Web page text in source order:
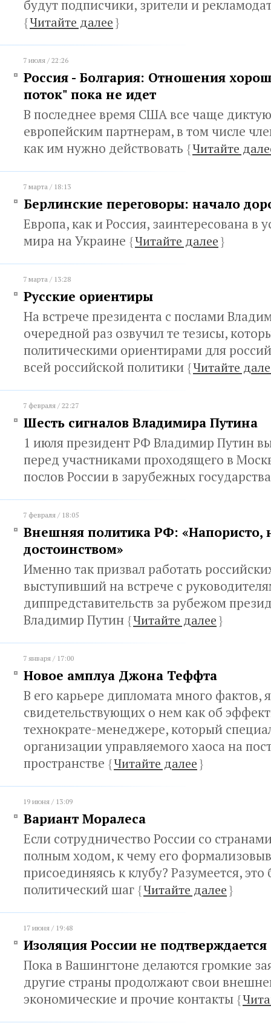
будут подписчики, зрители и
{Читайте далее}
7 июля / 22:26
Россия - Болгария: Отношения
поток" пока не идет
В последнее время США все чаще
европейским партнерам, в том числе
как им нужно действовать {Читайте
7 марта / 18:13
Берлинские переговоры: начало
Европа, как и Россия, заинтересована в
мира на Украине {Читайте далее}
7 марта / 13:28
Русские ориентиры
На встрече президента с послами
очередной раз озвучил те тезисы,
политическими ориентирами для
всей российской политики {Читайте
7 февраля / 22:27
Шесть сигналов Владимира Путина
1 июля президент РФ Владимир Путин
перед участниками проходящего в
послов России в зарубежных
7 февраля / 18:05
Внешняя политика РФ: «Напористо,
достоинством»
Именно так призвал работать
выступивший на встрече с
диппредставительств за рубежом
Владимир Путин {Читайте далее}
7 января / 17:00
Новое амплуа Джона Теффта
В его карьере дипломата много фактов,
свидетельствующих о нем как об
технократе-менеджере, который
организации управляемого хаоса на
пространстве {Читайте далее}
19 июня / 13:09
Вариант Моралеса
Если сотрудничество России со
полным ходом, к чему его
присоединяясь к клубу? Разумеется,
политический шаг {Читайте далее}
17 июня / 19:48
Изоляция России не подтверждается
Пока в Вашингтоне делаются громкие
другие страны продолжают свои
экономические и прочие контакты {